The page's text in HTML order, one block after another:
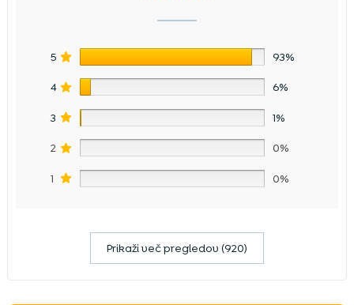
5 93%
4 6%
3 1%
2 0%
1 0%
Prikaži več pregledov (920)